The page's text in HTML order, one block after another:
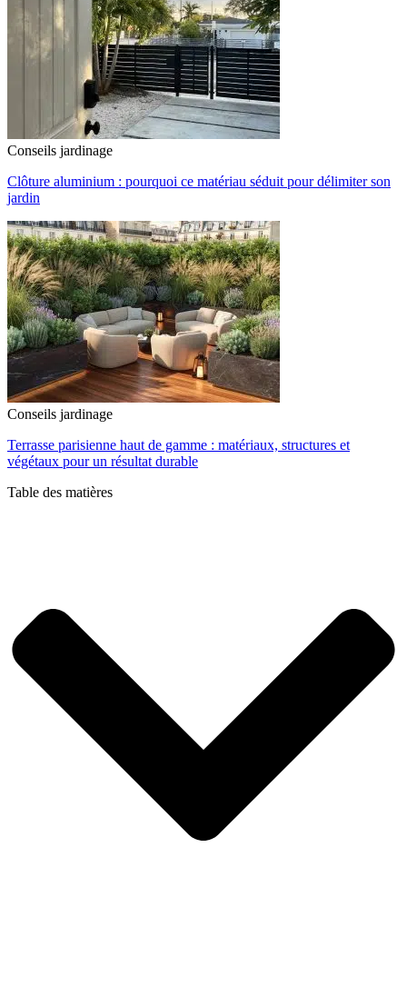
Conseils jardinage
Clôture aluminium : pourquoi ce matériau séduit pour délimiter son
jardin
Conseils jardinage
Terrasse parisienne haut de gamme : matériaux, structures et
végétaux pour un résultat durable
Table des matières